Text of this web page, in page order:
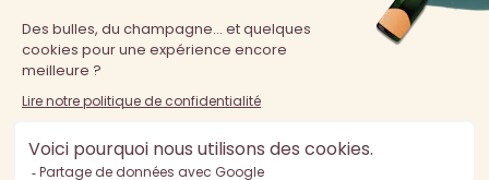
La vente d'alcool est interdite au moins de 18 ans. L'abus
d'alcool est dangereux pour la santé, à consommer avec
modération.